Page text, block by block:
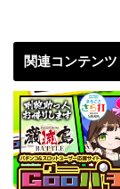
関連コンテンツ